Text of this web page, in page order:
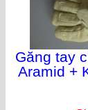
Găng tay
Aramid +